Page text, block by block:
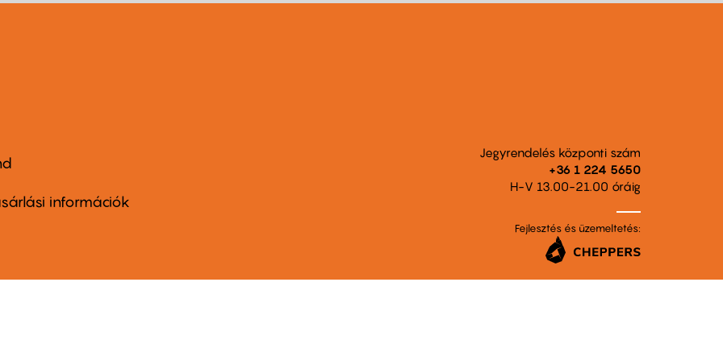
információk
Jegyrendelés központi szám
+36 1 224 5650
H-V 13.00-21.00 óráig
Fejlesztés és üzemeltetés: